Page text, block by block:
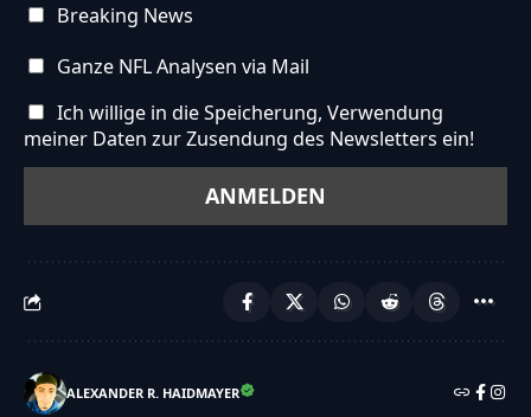
Breaking News
Ganze NFL Analysen via Mail
Ich willige in die Speicherung, Verwendung
meiner Daten zur Zusendung des Newsletters ein!
ALEXANDER R. HAIDMAYER